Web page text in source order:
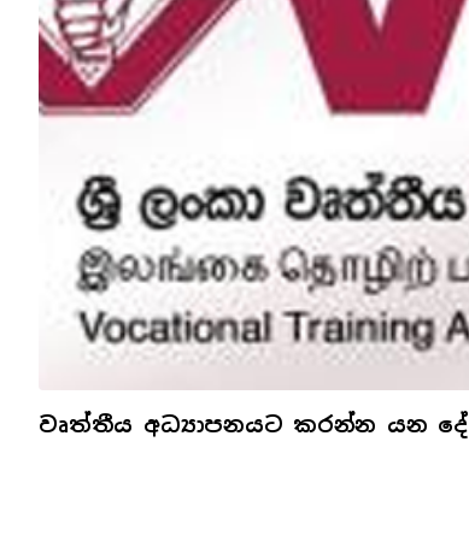
වෘත්තීය අධ්‍යාපනයට කරන්න යන දේ